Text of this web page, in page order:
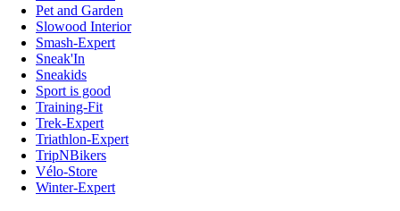
Pet and Garden
Slowood Interior
Smash-Expert
Sneak'In
Sneakids
Sport is good
Training-Fit
Trek-Expert
Triathlon-Expert
TripNBikers
Vélo-Store
Winter-Expert